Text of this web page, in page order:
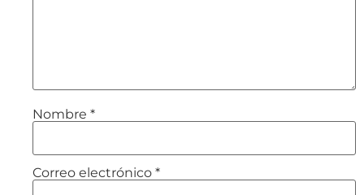
Nombre *
Correo electrónico *